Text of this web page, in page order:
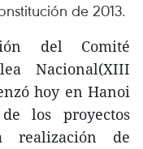
de 2013.
del Comité
Nacional(XIII
hoy en Hanoi
los proyectos
realización de